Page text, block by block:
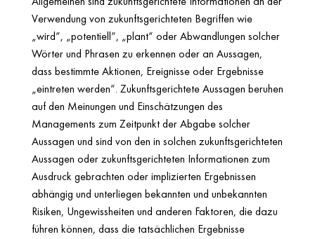
Verwendung von zukunftsgerichteten Begriffen wie
„wird“, „potentiell“, „plant“ oder Abwandlungen solcher
Wörter und Phrasen zu erkennen oder an Aussagen,
dass bestimmte Aktionen, Ereignisse oder Ergebnisse
„eintreten werden“. Zukunftsgerichtete Aussagen beruhen
auf den Meinungen und Einschätzungen des
Managements zum Zeitpunkt der Abgabe solcher
Aussagen und sind von den in solchen zukunftsgerichteten
Aussagen oder zukunftsgerichteten Informationen zum
Ausdruck gebrachten oder implizierten Ergebnissen
abhängig und unterliegen bekannten und unbekannten
Risiken, Ungewissheiten und anderen Faktoren, die dazu
führen können, dass die tatsächlichen Ergebnisse